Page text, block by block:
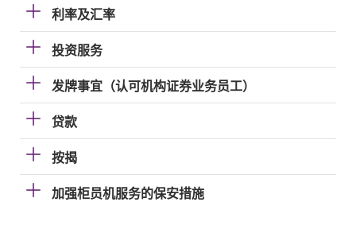
利率及汇率
投资服务
发牌事宜（认可机构证券业务员工）
贷款
按揭
加强柜员机服务的保安措施